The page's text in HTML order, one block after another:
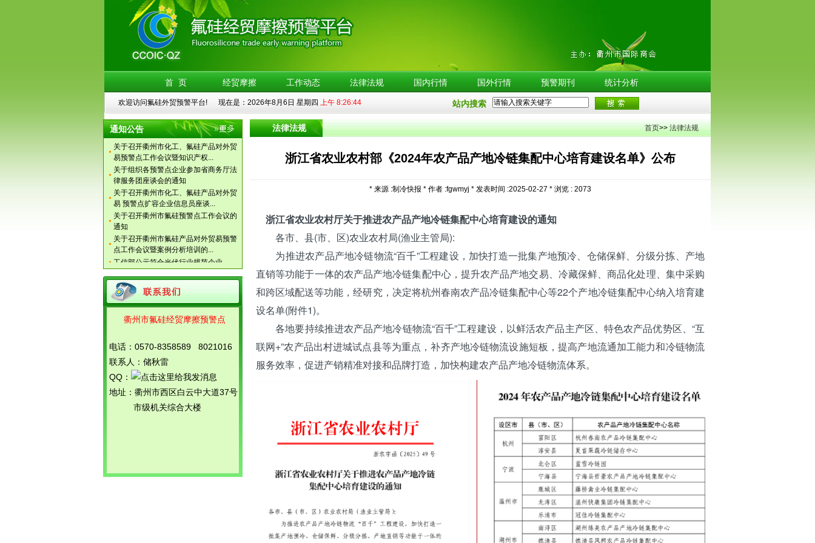
首 页 经贸摩擦 工作动态 法律法规 国内行情 国外行情 预警期刊 统计分析
欢迎访问氟硅外贸预警平台! 现在是：2026年8月6日 星期四 上午 8:26:44 站内搜索
通知公告
易 预警点扩容企业信息员座谈...
关于召开衢州市氟硅预警点工作会议的
关于召开衢州市氟硅产品对外贸易预警
点工作会议暨案例分析培训的...
工信部公示符合光伏行业规范企业
浙江调解中心衢州办事处成立会议日前
召开
氟硅外贸预警独立网站启用
关于调整衢州市氟硅产品对外贸易预警
机制示范点领导小组的通知
关于召开衢州市化工、氟硅产品对外贸
易预警点工作会议暨知识产权...
关于组织各预警点企业参加省商务厅法
律服务团座谈会的通知
关于召开衢州市化工、氟硅产品对外贸
易 预警点扩容企业信息员座谈...
关于召开衢州市氟硅预警点工作会议的
通知
关于召开衢州市氟硅产品对外贸易预警
点工作会议暨案例分析培训的...
工信部公示符合光伏行业规范企业
浙江调解中心衢州办事处成立会议日前
召开
氟硅外贸预警独立网站启用
关于调整衢州市氟硅产品对外贸易预警
机制示范点领导小组的通知
易预警点工作会议暨知识产权...
关于组织各预警点企业参加省商务厅法
律服务团座谈会的通知
衢州市氟硅经贸摩擦预警点
电话：0570-8358589 8021016
联系人：储秋雷
QQ：
地址：衢州市西区白云中大道37号
市级机关综合大楼
法律法规 首页>>法律法规
浙江省农业农村部《2024年农产品产地冷链集配中心培育建设名单》公布
* 来源 :制冷快报 * 作者 :fgwmyj * 发表时间 :2025-02-27 * 浏览 : 2073
浙江省农业农村厅关于推进农产品产地冷链集配中心培育建设的通知
各市、县(市、区)农业农村局(渔业主管局):
为推进农产品产地冷链物流“百千”工程建设，加快打造一批集产地预冷、仓储保鲜、分级分拣、产地
直销等功能于一体的农产品产地冷链集配中心，提升农产品产地交易、冷藏保鲜、商品化处理、集中采购
和跨区域配送等功能，经研究，决定将杭州春南农产品冷链集配中心等22个产地冷链集配中心纳入培育建
设名单(附件1)。
各地要持续推进农产品产地冷链物流“百千”工程建设，以鲜活农产品主产区、特色农产品优势区、“互
联网+”农产品出村进城试点县等为重点，补齐产地冷链物流设施短板，提高产地流通加工能力和冷链物流
服务效率，促进产销精准对接和品牌打造，加快构建农产品产地冷链物流体系。